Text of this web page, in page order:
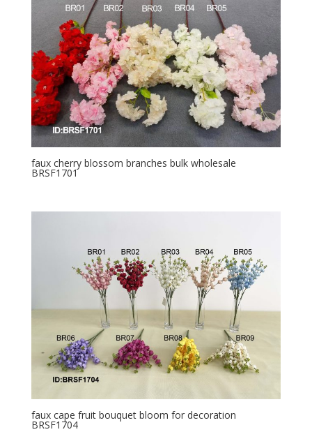
faux cherry blossom branches bulk wholesale
BRSF1701
faux cape fruit bouquet bloom for decoration
BRSF1704